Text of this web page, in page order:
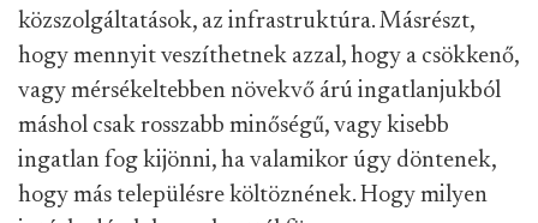
közszolgáltatások, az infrastruktúra. Másrészt,
hogy mennyit veszíthetnek azzal, hogy a csökkenő,
vagy mérsékeltebben növekvő árú ingatlanjukból
máshol csak rosszabb minőségű, vagy kisebb
ingatlan fog kijönni, ha valamikor úgy döntenek,
hogy más településre költöznének. Hogy milyen